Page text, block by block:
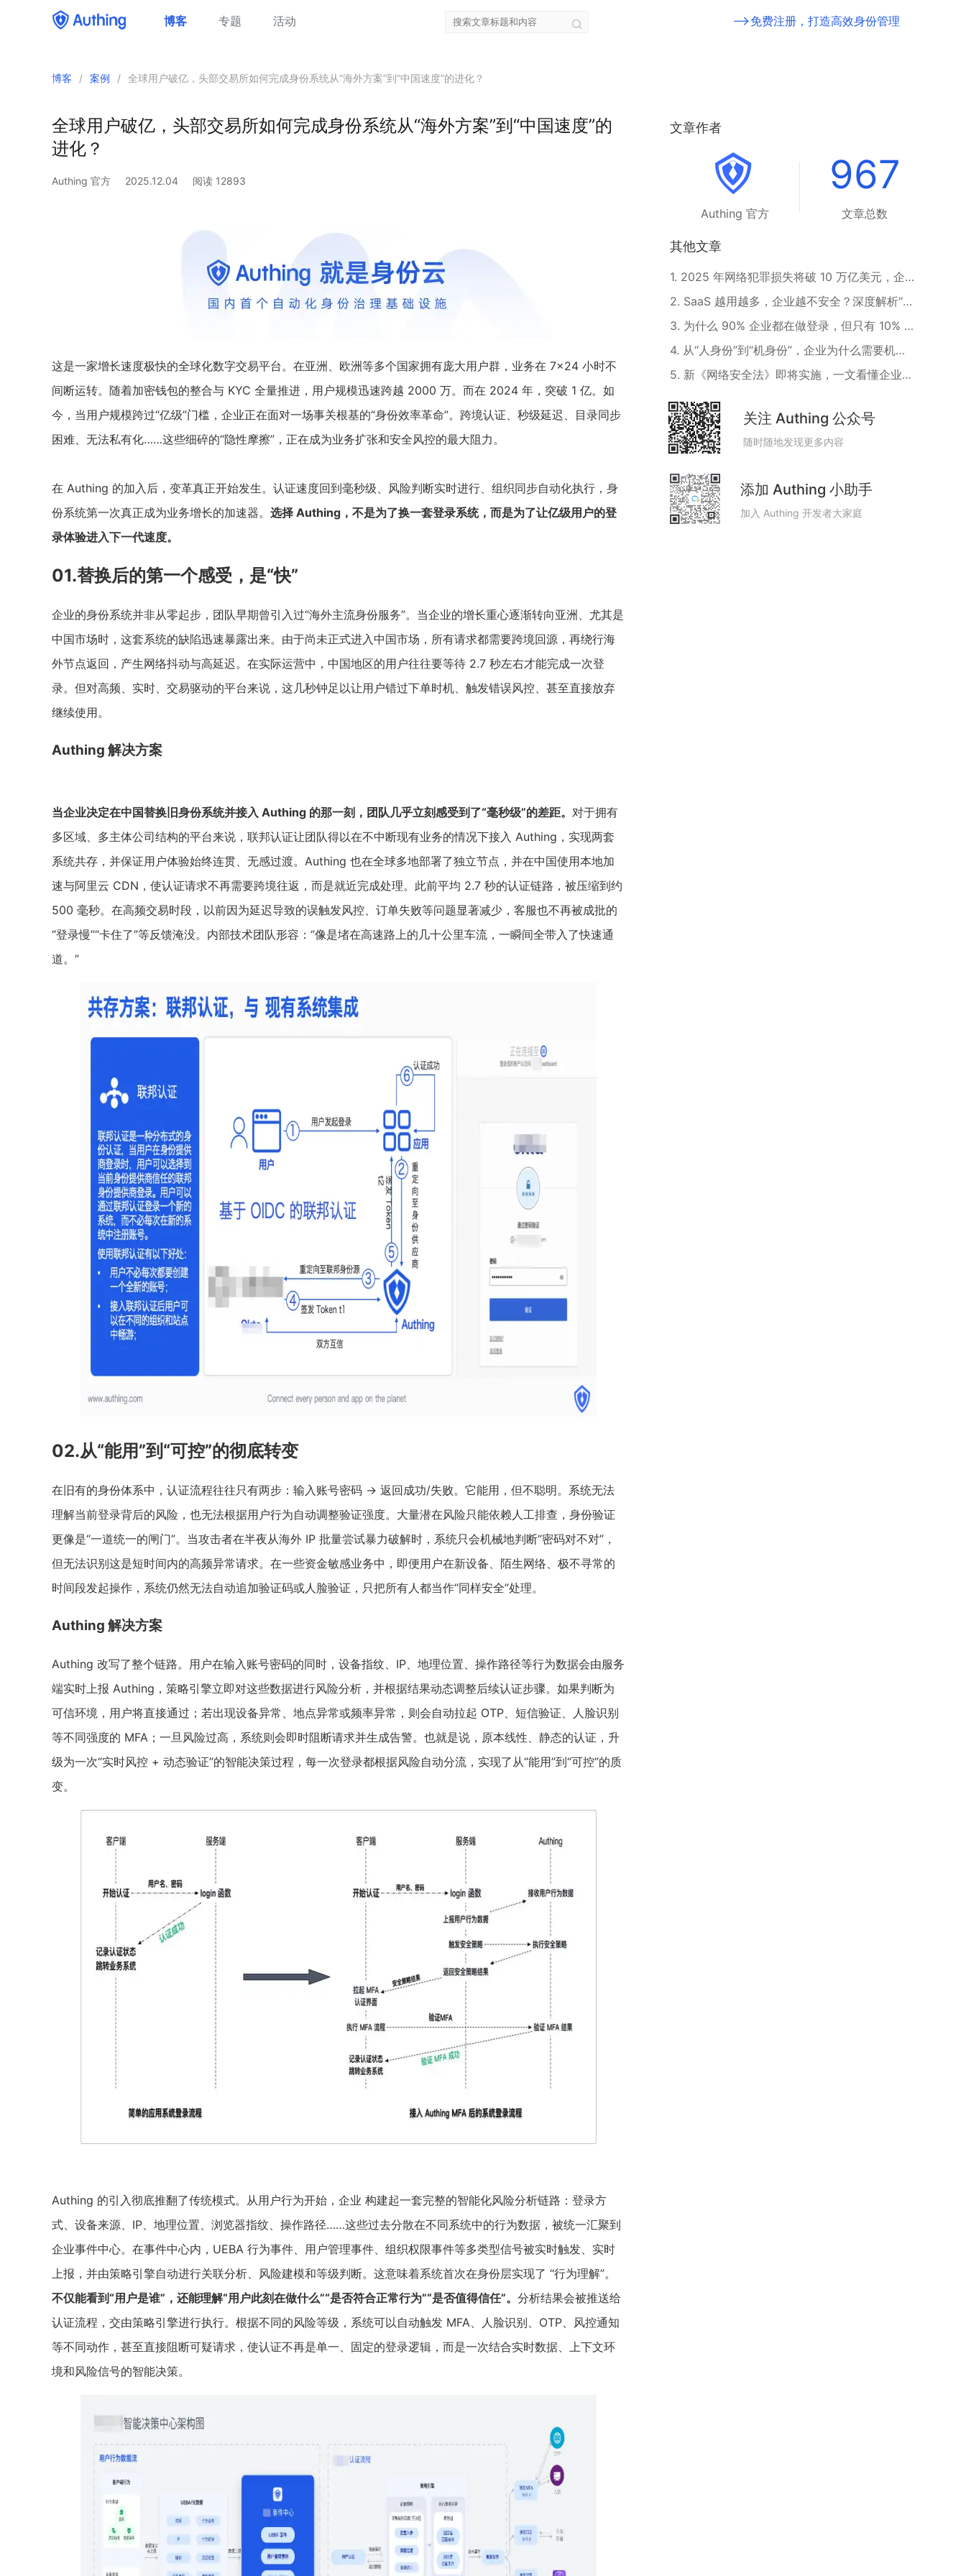
博客 专题 活动 免费注册，打造高效身份管理
博客 / 案例 / 全球用户破亿，头部交易所如何完成身份系统从“海外方案”到“中国速度”的进化？
全球用户破亿，头部交易所如何完成身份系统从“海外方案”到“中国速度”的
进化？
Authing 官方 2025.12.04 阅读 12893
这是一家增长速度极快的全球化数字交易平台。在亚洲、欧洲等多个国家拥有庞大用户群，业务在 7×24 小时不
间断运转。随着加密钱包的整合与 KYC 全量推进，用户规模迅速跨越 2000 万。而在 2024 年，突破 1 亿。如
今，当用户规模跨过“亿级”门槛，企业正在面对一场事关根基的“身份效率革命”。跨境认证、秒级延迟、目录同步
困难、无法私有化……这些细碎的“隐性摩擦”，正在成为业务扩张和安全风控的最大阻力。
在 Authing 的加入后，变革真正开始发生。认证速度回到毫秒级、风险判断实时进行、组织同步自动化执行，身
份系统第一次真正成为业务增长的加速器。 选择 Authing，不是为了换一套登录系统，而是为了让亿级用户的登
录体验进入下一代速度。
01.替换后的第一个感受，是“快”
企业的身份系统并非从零起步，团队早期曾引入过“海外主流身份服务”。当企业的增长重心逐渐转向亚洲、尤其是
中国市场时，这套系统的缺陷迅速暴露出来。由于尚未正式进入中国市场，所有请求都需要跨境回源，再绕行海
外节点返回，产生网络抖动与高延迟。在实际运营中，中国地区的用户往往要等待 2.7 秒左右才能完成一次登
录。但对高频、实时、交易驱动的平台来说，这几秒钟足以让用户错过下单时机、触发错误风控、甚至直接放弃
继续使用。
Authing 解决方案
当企业决定在中国替换旧身份系统并接入 Authing 的那一刻，团队几乎立刻感受到了“毫秒级”的差距。 对于拥有
多区域、多主体公司结构的平台来说，联邦认证让团队得以在不中断现有业务的情况下接入 Authing，实现两套
系统共存，并保证用户体验始终连贯、无感过渡。Authing 也在全球多地部署了独立节点，并在中国使用本地加
速与阿里云 CDN，使认证请求不再需要跨境往返，而是就近完成处理。此前平均 2.7 秒的认证链路，被压缩到约
500 毫秒。在高频交易时段，以前因为延迟导致的误触发风控、订单失败等问题显著减少，客服也不再被成批的
“登录慢”“卡住了”等反馈淹没。内部技术团队形容：“像是堵在高速路上的几十公里车流，一瞬间全带入了快速通
道。”
02.从“能用”到“可控”的彻底转变
在旧有的身份体系中，认证流程往往只有两步：输入账号密码 → 返回成功/失败。它能用，但不聪明。系统无法
理解当前登录背后的风险，也无法根据用户行为自动调整验证强度。大量潜在风险只能依赖人工排查，身份验证
更像是“一道统一的闸门”。当攻击者在半夜从海外 IP 批量尝试暴力破解时，系统只会机械地判断“密码对不对”，
但无法识别这是短时间内的高频异常请求。在一些资金敏感业务中，即便用户在新设备、陌生网络、极不寻常的
时间段发起操作，系统仍然无法自动追加验证码或人脸验证，只把所有人都当作“同样安全”处理。
Authing 解决方案
Authing 改写了整个链路。用户在输入账号密码的同时，设备指纹、IP、地理位置、操作路径等行为数据会由服务
端实时上报 Authing，策略引擎立即对这些数据进行风险分析，并根据结果动态调整后续认证步骤。如果判断为
可信环境，用户将直接通过；若出现设备异常、地点异常或频率异常，则会自动拉起 OTP、短信验证、人脸识别
等不同强度的 MFA；一旦风险过高，系统则会即时阻断请求并生成告警。也就是说，原本线性、静态的认证，升
级为一次“实时风控 + 动态验证”的智能决策过程，每一次登录都根据风险自动分流，实现了从“能用”到“可控”的质
变。
Authing 的引入彻底推翻了传统模式。从用户行为开始，企业 构建起一套完整的智能化风险分析链路：登录方
式、设备来源、IP、地理位置、浏览器指纹、操作路径……这些过去分散在不同系统中的行为数据，被统一汇聚到
企业事件中心。在事件中心内，UEBA 行为事件、用户管理事件、组织权限事件等多类型信号被实时触发、实时
上报，并由策略引擎自动进行关联分析、风险建模和等级判断。这意味着系统首次在身份层实现了 “行为理解”。
不仅能看到“用户是谁”，还能理解“用户此刻在做什么”“是否符合正常行为”“是否值得信任”。 分析结果会被推送给
认证流程，交由策略引擎进行执行。根据不同的风险等级，系统可以自动触发 MFA、人脸识别、OTP、风控通知
等不同动作，甚至直接阻断可疑请求，使认证不再是单一、固定的登录逻辑，而是一次结合实时数据、上下文环
境和风险信号的智能决策。
文章作者
Authing 官方
967
文章总数
其他文章
1. 2025 年网络犯罪损失将破 10 万亿美元，企业该如何守住安全底线？
2. SaaS 越用越多，企业越不安全？深度解析“影子访问”问题
3. 为什么 90% 企业都在做登录，但只有 10% 真正实现了统一身份？
4. 从“人身份”到“机身份”，企业为什么需要机器身份管理？
5. 新《网络安全法》即将实施，一文看懂企业安全建设新要求
关注 Authing 公众号
随时随地发现更多内容
添加 Authing 小助手
加入 Authing 开发者大家庭